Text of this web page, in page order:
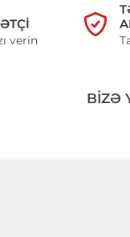
verin
BIZƏ